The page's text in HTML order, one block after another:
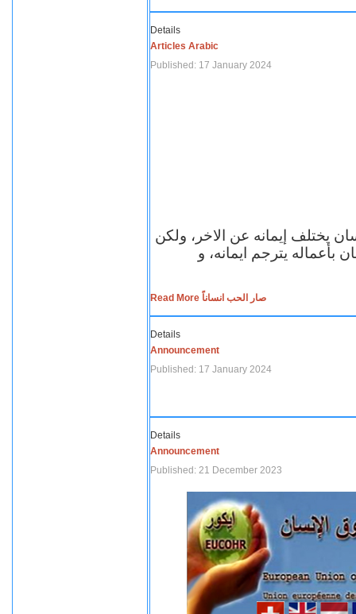
Details
Articles Arabic
Published: 17 January 2024
يختلف إيمانه عن الاخر، ولكن
بأعماله يترجم ايمانه، و
Read More صار الحب انساناً
Details
Announcement
Published: 17 January 2024
Details
Announcement
Published: 21 December 2023